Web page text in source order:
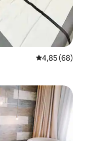
4,85 de uma
4,85 (68)